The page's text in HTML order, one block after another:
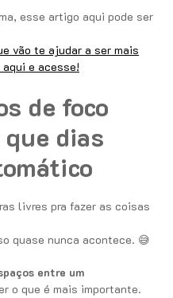
esse artigo aqui pode ser
vão te ajudar a ser mais
e acesse!
de foco
dias
livres pra fazer as coisas
quase nunca acontece. 😅
entre um
o que é mais importante.